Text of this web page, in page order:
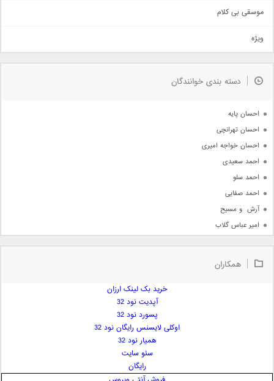
اهنگ بندرعباسی
دمو
مذهبی
جدیدترین ها
موسقی بی کلام
ویژه
دسته بندی خوانندگان
احسان پایه
احسان تهرانچی
احسان خواجه امیری
احمد سعیدی
احمد سلو
احمد صفایی
آرش  و مسیح
امیر عباس گلاب
امیر علی
همکاران
خرید بک لینک ارزان
آپدیت نود 32
پسورد نود 32
اوکلی لایسنس رایگان نود 32
همیار نود 32
سئو سایت
رایگان